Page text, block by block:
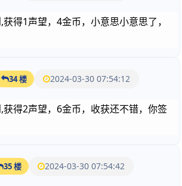
得1声望，4金币，小意思小意思了，
34 楼 2024-03-30 07:54:12
得2声望，6金币，收获还不错，你签
35 楼 2024-03-30 07:54:42